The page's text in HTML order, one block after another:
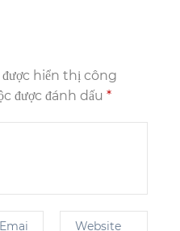
hiển thị công
được đánh dấu *